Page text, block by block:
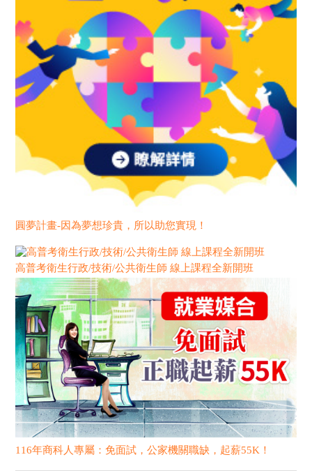
圓夢計畫-因為夢想珍貴，所以助您實現！
高普考衛生行政/技術/公共衛生師 線上課程全新開班
116年商科人專屬：免面試，公家機關職缺，起薪55K！